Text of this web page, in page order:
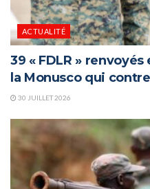
ACTUALITÉ
39 « FDLR »
la Monusco qui
30 JUILLET 2026